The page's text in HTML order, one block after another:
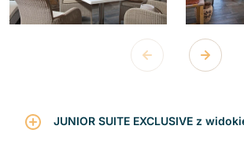
JUNIOR SUITE EXCLUSIVE z